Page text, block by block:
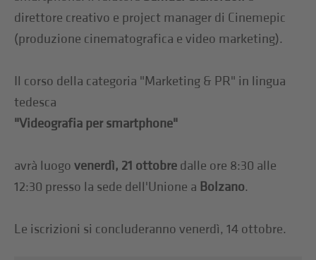
direttore creativo e project manager di Cinemepic
(produzione cinematografica e video marketing).
Il corso della categoria "Marketing & PR" in lingua
tedesca
"Videografia per smartphone"
avrà luogovenerdì, 21 ottobre dalle ore 8:30 alle
12:30 presso la sede dell'Unione a Bolzano.
Le iscrizioni si concluderanno venerdì, 14 ottobre.